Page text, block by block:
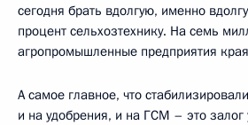
сегодня брать вдолгую, именно
процент сельхозтехнику. На семь
агропромышленные предприятия
А самое главное, что
и на удобрения, и на ГСМ – это залог